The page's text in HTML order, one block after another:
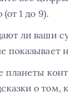
1 до 9).
ли ваши
показывает
планеты
о том,